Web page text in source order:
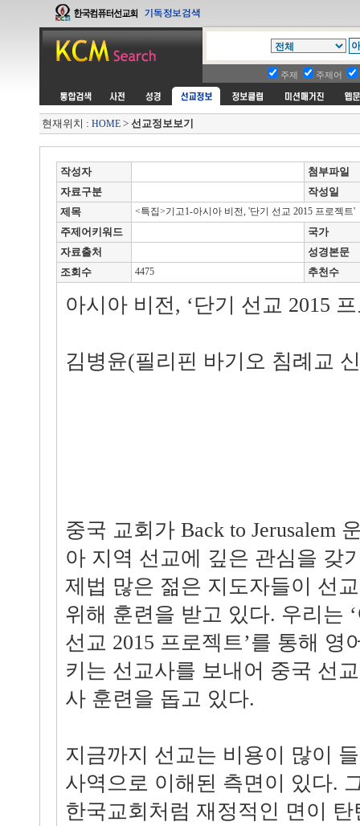
주제 주제어
현재위치 : HOME > 선교정보보기
작성자
첨부파일
자료구분
작성일
제목
<특집>기고1-아시아 비전, '단기 선교 2015 프로젝트'
주제어키워드
국가
자료출처
성경본문
조회수
4475 추천수
아시아 비전, ‘단기 선교 2015
김병윤(필리핀 바기오 침례교
중국 교회가 Back to Jerusalem
아 지역 선교에 깊은 관심을 갖
제법 많은 젊은 지도자들이 선
위해 훈련을 받고 있다. 우리는
선교 2015 프로젝트’를 통해 영
키는 선교사를 보내어 중국 선
사 훈련을 돕고 있다.
지금까지 선교는 비용이 많이
사역으로 이해된 측면이 있다.
한국교회처럼 재정적인 면이